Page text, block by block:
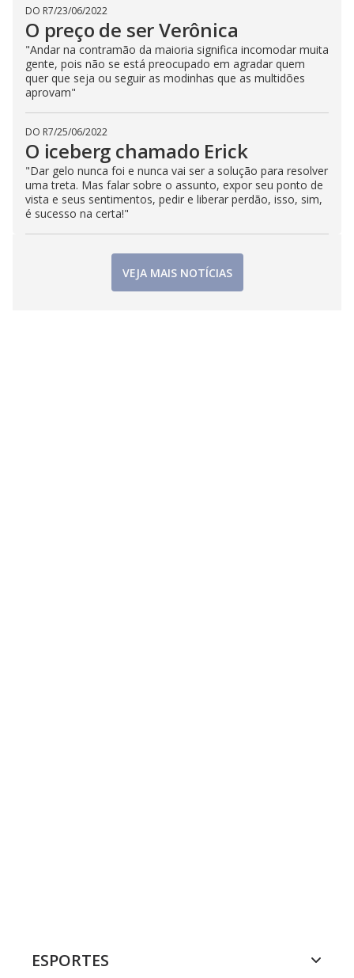
DO R7/23/06/2022
O preço de ser Verônica
"Andar na contramão da maioria significa incomodar muita
gente, pois não se está preocupado em agradar quem
quer que seja ou seguir as modinhas que as multidões
aprovam"
DO R7/25/06/2022
O iceberg chamado Erick
"Dar gelo nunca foi e nunca vai ser a solução para resolver
uma treta. Mas falar sobre o assunto, expor seu ponto de
vista e seus sentimentos, pedir e liberar perdão, isso, sim,
é sucesso na certa!"
VEJA MAIS NOTÍCIAS
ESPORTES